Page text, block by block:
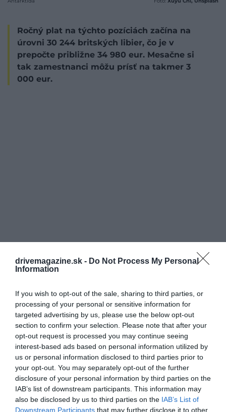
drivemagazine.sk - Do Not Process My Personal
Information
If you wish to opt-out of the sale, sharing to third parties, or
processing of your personal or sensitive information for
targeted advertising by us, please use the below opt-out
section to confirm your selection. Please note that after your
opt-out request is processed you may continue seeing
interest-based ads based on personal information utilized by
us or personal information disclosed to third parties prior to
your opt-out. You may separately opt-out of the further
disclosure of your personal information by third parties on the
IAB’s list of downstream participants. This information may
also be disclosed by us to third parties on the IAB’s List of
Downstream Participants that may further disclose it to other
Ročný plat na týchto pozíciách začína na
úrovni 30 244 britských libier, čo je v
prepočte približne 34 980 eur. Mesačne si
tak zamestnanci môžu prísť na takmer 3
000 eur.
Skutočnou výhodou práce na Antarktíde je, že z
platu takmer nič neminiete. Zamestnávateľ
zabezpečujebezplatné ubytovanie, stravu, hradí
cestovné náklady aj výdavky na oblečenie do